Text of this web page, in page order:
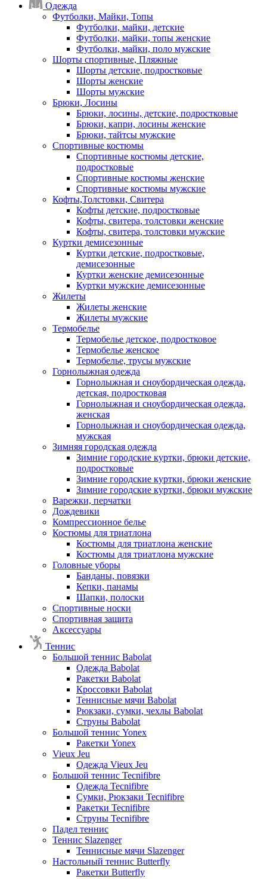
Одежда
Футболки, Майки, Топы
Футболки, майки, детские
Футболки, майки, топы женские
Футболки, майки, поло мужские
Шорты спортивные, Пляжные
Шорты детские, подростковые
Шорты женские
Шорты мужские
Брюки, Лосины
Брюки, лосины, детские, подростковые
Брюки, капри, лосины женские
Брюки, тайтсы мужские
Спортивные костюмы
Спортивные костюмы детские,
подростковые
Спортивные костюмы женские
Спортивные костюмы мужские
Кофты,Толстовки, Свитера
Кофты детские, подростковые
Кофты, свитера, толстовки женские
Кофты, свитера, толстовки мужские
Куртки демисезонные
Куртки детские, подростковые,
демисезонные
Куртки женские демисезонные
Куртки мужские демисезонные
Жилеты
Жилеты женские
Жилеты мужские
Термобелье
Термобелье детское, подростковое
Термобелье женское
Термобелье, трусы мужские
Горнолыжная одежда
Горнолыжная и сноубордическая одежда,
детская, подростковая
Горнолыжная и сноубордическая одежда,
женская
Горнолыжная и сноубордическая одежда,
мужская
Зимняя городская одежда
Зимние городские куртки, брюки детские,
подростковые
Зимние городские куртки, брюки женские
Зимние городские куртки, брюки мужские
Варежки, перчатки
Дождевики
Компрессионное белье
Костюмы для триатлона
Костюмы для триатлона женские
Костюмы для триатлона мужские
Головные уборы
Банданы, повязки
Кепки, панамы
Шапки, полоски
Спортивные носки
Спортивная защита
Аксессуары
Теннис
Большой теннис Babolat
Одежда Babolat
Ракетки Babolat
Кроссовки Babolat
Теннисные мячи Babolat
Рюкзаки, сумки, чехлы Babolat
Струны Babolat
Большой теннис Yonex
Ракетки Yonex
Vieux Jeu
Одежда Vieux Jeu
Большой теннис Tecnifibre
Одежда Tecnifibre
Сумки, Рюкзаки Tecnifibre
Ракетки Tecnifibre
Струны Tecnifibre
Падел теннис
Теннис Slazenger
Теннисные мячи Slazenger
Настольный теннис Butterfly
Ракетки Butterfly